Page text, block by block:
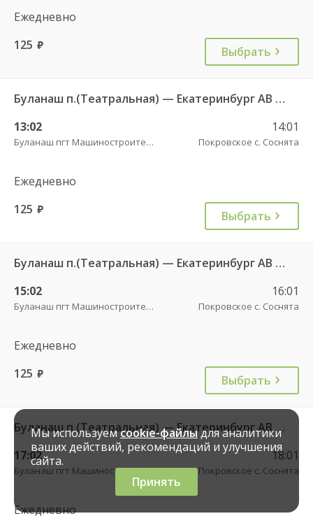
Ежедневно
125 руб. Выбрать
Буланаш п.(Театральная) — Екатеринбург АВ Северный 523
13:02
Буланаш пгт Машиностроителей
14:01
Покровское с. Соснята
Ежедневно
125 руб. Выбрать
Буланаш п.(Театральная) — Екатеринбург АВ Северный 523
15:02
Буланаш пгт Машиностроителей
16:01
Покровское с. Соснята
Ежедневно
125 руб. Выбрать
Буланаш п.(Театральная) — Екатеринбург АВ Северный 523
17:02
Буланаш пгт Машиностроителей
18:01
Покровское с. Соснята
Ежедневно
Мы используемcookie-файлыдля аналитики
ваших действий, рекомендаций и улучшения
сайта.
Принять